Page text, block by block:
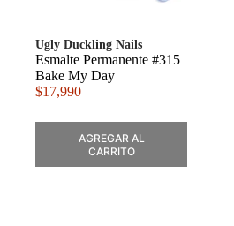
Ugly Duckling Nails
Esmalte Permanente #315
Bake My Day
$17,990
AGREGAR AL
CARRITO